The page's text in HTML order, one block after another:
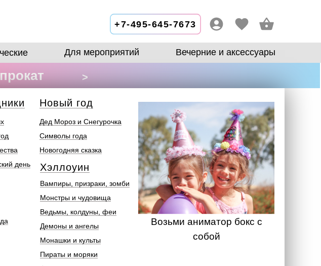
+7-495-645-7673
Вечерние и аксессуары
Для мероприятий
>
Хэллоуин
Вампиры, призраки, зомби
Монстры и чудовища
Ведьмы, колдуны, феи
Демоны и ангелы
Монашки и культы
Пираты и моряки
день
Новый год
Дед Мороз и Снегурочка
Символы года
Новогодняя сказка
Возьми аниматор бокс с
собой